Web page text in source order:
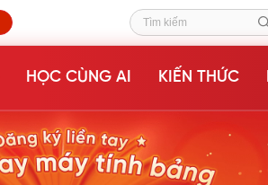
Tìm kiếm
HỌC CÙNG AI KIẾN THỨC